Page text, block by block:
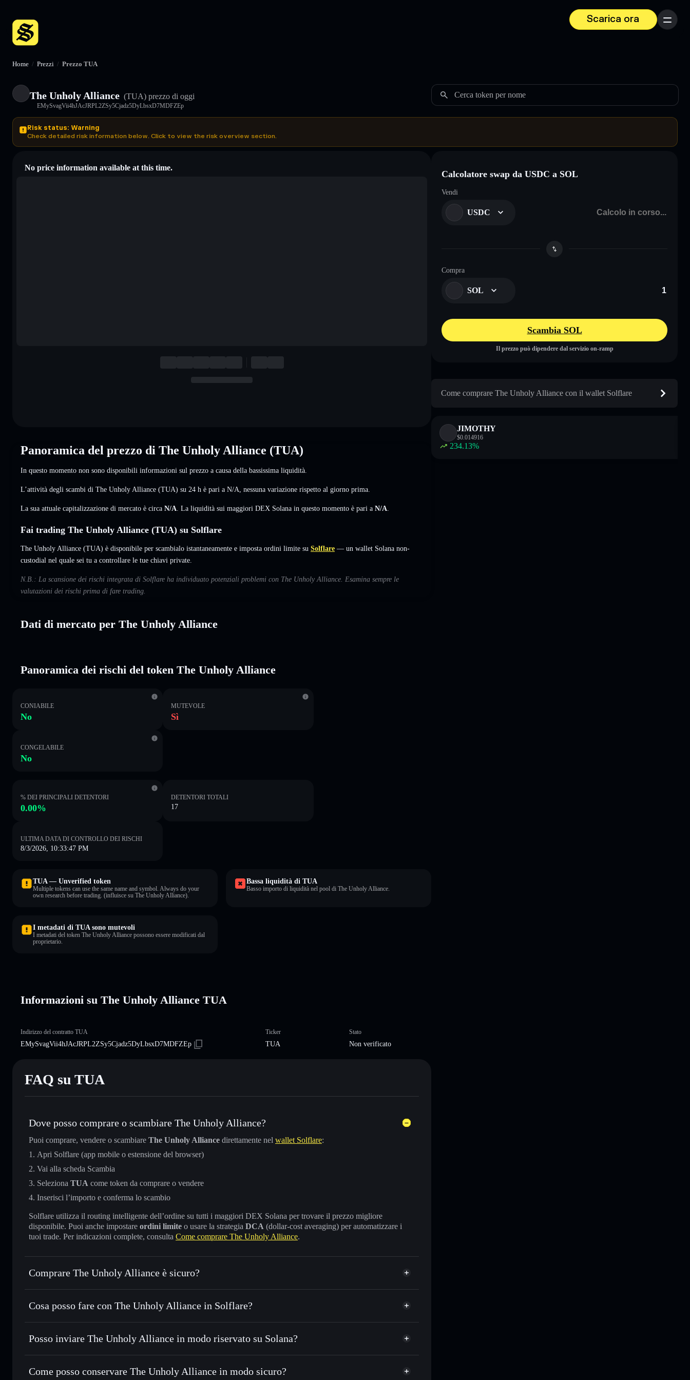
Scarica ora
Menu
Home / Prezzi / Prezzo TUA
The Unholy Alliance (TUA) prezzo di oggi
EMySvagVii4hJAcJRPL2ZSy5Cjadz5DyLbsxD7MDFZEp
Cerca token per nome
Risk status: Warning
Check detailed risk information below. Click to view the risk overview section.
No price information available at this time.
Panoramica del prezzo di The Unholy Alliance (TUA)
In questo momento non sono disponibili informazioni sul prezzo a causa della bassissima liquidità.
L’attività degli scambi di The Unholy Alliance (TUA) su 24 h è pari a N/A nessuna variazione rispetto al giorno prima.
La sua attuale capitalizzazione di mercato è circa N/A . La liquidità sui maggiori DEX Solana in questo momento è pari a N/A
Fai trading The Unholy Alliance (TUA) su Solflare
The Unholy Alliance (TUA) è disponibile per scambialo istantaneamente e imposta ordini limite su Solflare — un wallet Solana non-
custodial nel quale sei tu a controllare le tue chiavi private.
N.B.: La scansione dei rischi integrata di Solflare ha individuato potenziali problemi con The Unholy Alliance. Esamina sempre le
valutazioni dei rischi prima di fare trading.
Dati di mercato per The Unholy Alliance
Panoramica dei rischi del token The Unholy Alliance
CONIABILE
No
MUTEVOLE
Sì
CONGELABILE
No
% DEI PRINCIPALI DETENTORI
0.00%
DETENTORI TOTALI
17
ULTIMA DATA DI CONTROLLO DEI RISCHI
8/3/2026, 10:33:47 PM
TUA — Unverified token
Multiple tokens can use the same name and symbol. Always do your
own research before trading. (influisce su The Unholy Alliance).
Bassa liquidità di TUA
Basso importo di liquidità nel pool di The Unholy Alliance.
I metadati di TUA sono mutevoli
I metadati del token The Unholy Alliance possono essere modificati dal
proprietario.
Informazioni su The Unholy Alliance TUA
Indirizzo del contratto TUA
EMySvagVii4hJAcJRPL2ZSy5Cjadz5DyLbsxD7MDFZEp
Ticker
TUA
Stato
Non verificato
FAQ su TUA
Dove posso comprare o scambiare The Unholy Alliance?
Puoi comprare, vendere o scambiare The Unholy Alliance direttamente nel wallet Solflare:
Apri Solflare (app mobile o estensione del browser)
Vai alla scheda Scambia
Seleziona TUA come token da comprare o vendere
Inserisci l’importo e conferma lo scambio
Solflare utilizza il routing intelligente dell’ordine su tutti i maggiori DEX Solana per trovare il prezzo migliore
disponibile. Puoi anche impostare ordini limite o usare la strategia DCA (dollar-cost averaging) per automatizzare i
tuoi trade. Per indicazioni complete, consulta Come comprare The Unholy Alliance.
Comprare The Unholy Alliance è sicuro?
The Unholy Alliance non è verificato
Cosa posso fare con The Unholy Alliance in Solflare?
The Unholy Alliance
wallet Solflare
Scambiare istantaneamente— scambia TUA in SOL, USDC o in migliaia di altri token Solana al prezzo migliore
Usare il DCA— applica la strategia dollar-cost average su TUA nel tempo
Posso inviare The Unholy Alliance in modo riservato su Solana?
Aggregatore di privacy
Come posso conservare The Unholy Alliance in modo sicuro?
Calcolatore swap da USDC a SOL
Vendi
USDC
Compra
SOL
Scambia SOL
Il prezzo può dipendere dal servizio on-ramp
Come comprare The Unholy Alliance con il wallet Solflare
JIMOTHY
$0.014916
234.13%